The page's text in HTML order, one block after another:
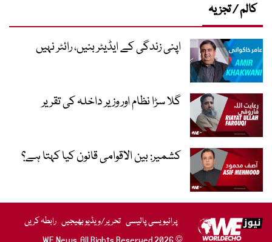
کالم / تجزیہ
اپنی زندگی کے ایڈیٹر بنیں، رائٹر نہیں
گلا سڑا نظام اور وزیر داخلہ کی تقریر
کشمیر: بین الاقوامی قانون کیا کہتا ہے؟
پرائیویسی پالیسی تحریر/ویڈیو بھیجیں رابطہ کریں